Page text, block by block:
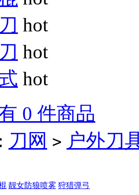
hot
hot
hot
0 件商品
刀网 > 户外刀
靓女防狼喷雾 狩猎弹弓